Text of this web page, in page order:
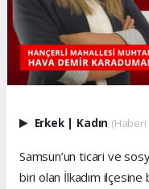
Erkek | Kadın
Samsun’un ticari ve
biri olan İlkadım ilçesine